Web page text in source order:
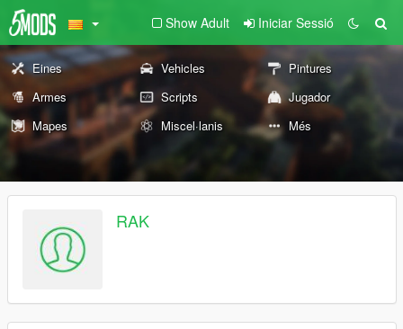
Show Adult Iniciar Sessió
Eines Vehicles
Pintures
Armes
Scripts
Jugador
Mapes
Miscel·lanis Més
RAK